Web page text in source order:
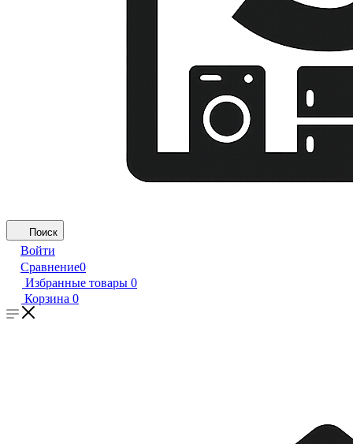
Поиск
Войти
Сравнение0
Избранные товары 0
Корзина 0